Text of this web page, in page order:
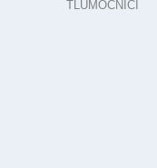
TLUMOČNÍCI